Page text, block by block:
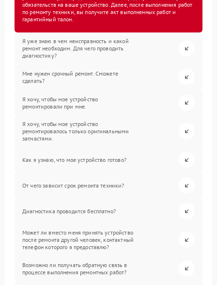
обязательств на ваше устройство. Далее, после выполнения работ
по ремонту техники, вы получите акт выполненных работ и
гарантийный талон.
Я уже знаю в чем неисправность и какой
ремонт необходим. Для чего проводить
диагностику?
Мне нужен срочный ремонт. Сможете
сделать?
Я хочу, чтобы мое устройство
ремонтировали при мне.
Я хочу, чтобы мое устройство
ремонтировалось только оригинальными
запчастями.
Как я узнаю, что мое устройство готово?
От чего зависит срок ремонта техники?
Диагностика проводится бесплатно?
Может ли вместо меня принять устройство
после ремонта другой человек, контактный
телефон которого я предоставлю?
Возможно ли получать обратную связь в
процессе выполнения ремонтных работ?